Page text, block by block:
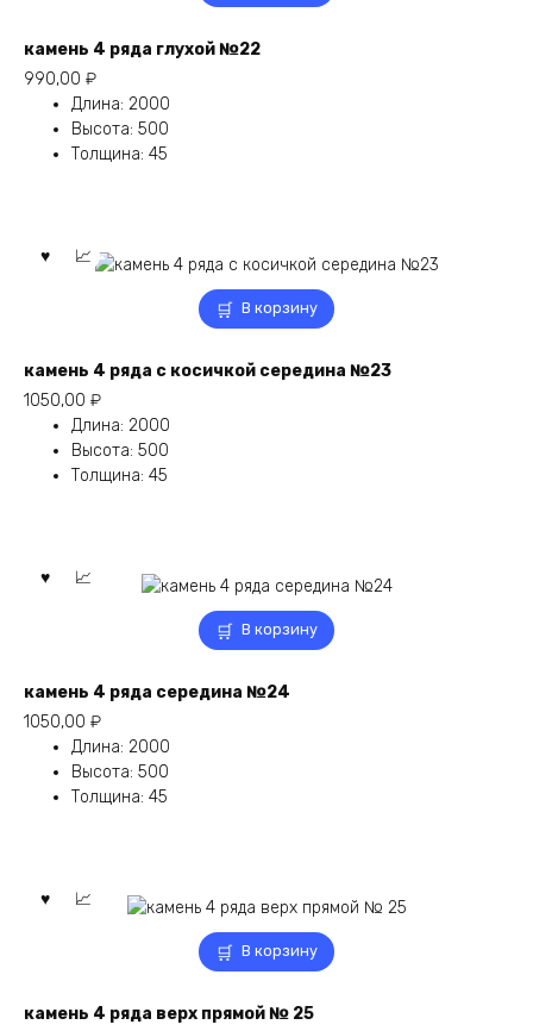
камень 4 ряда глухой №22
990,00 ₽
Длина: 2000
Высота: 500
Толщина: 45
В корзину
камень 4 ряда с косичкой середина №23
1050,00 ₽
Длина: 2000
Высота: 500
Толщина: 45
В корзину
камень 4 ряда середина №24
1050,00 ₽
Длина: 2000
Высота: 500
Толщина: 45
В корзину
камень 4 ряда верх прямой № 25